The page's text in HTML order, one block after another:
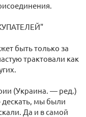
быть только за
трактовали как
(Украина. — ред.)
дескать, мы были
Да и в самой